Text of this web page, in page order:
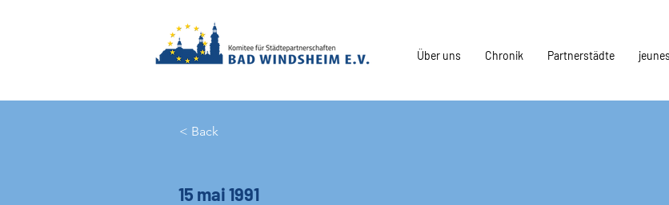
Über uns Chronik Partnerstädte
< Back
15 mai 1991